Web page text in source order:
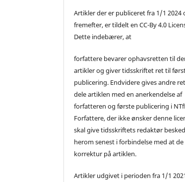
Artikler der er publiceret fra 1/1 2024
fremefter, er tildelt en CC-By 4.0
Dette indebærer, at
forfattere bevarer ophavsretten til
artikler og giver tidsskriftet ret til
publicering. Endvidere gives andre
dele artiklen med en anerkendelse af
forfatteren og første publicering i
Forfattere, der ikke ønsker denne
skal give tidsskriftets redaktør besked
herom senest i forbindelse med at
korrektur på artiklen.
Artikler udgivet i perioden fra 1/1